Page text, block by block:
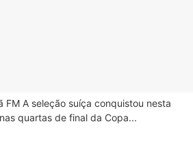
FM A seleção suíça conquistou nesta
quartas de final da Copa...